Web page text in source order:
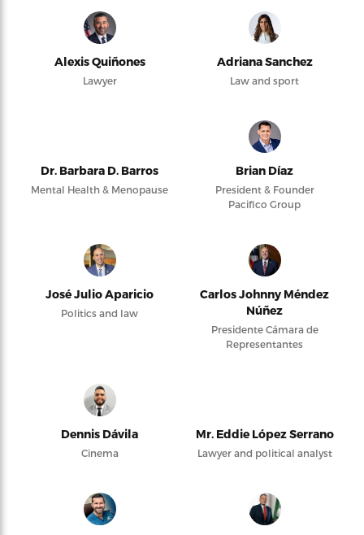
Alexis Quiñones
Lawyer
Adriana Sanchez
Law and sport
Dr. Barbara D. Barros
Mental Health & Menopause
Brian Díaz
President & Founder
Pacifico Group
José Julio Aparicio
Politics and law
Carlos Johnny Méndez
Núñez
Presidente Cámara de
Representantes
Dennis Dávila
Cinema
Mr. Eddie López Serrano
Lawyer and political analyst